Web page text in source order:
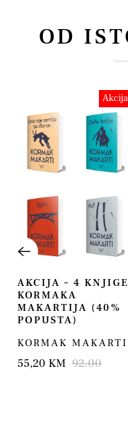
OD
AKCIJA – 4 KNJIGE
KORMAKA
MAKARTIJA (40%
POPUSTA)
KORMAK MAKARTI
55,20 KM 92.00